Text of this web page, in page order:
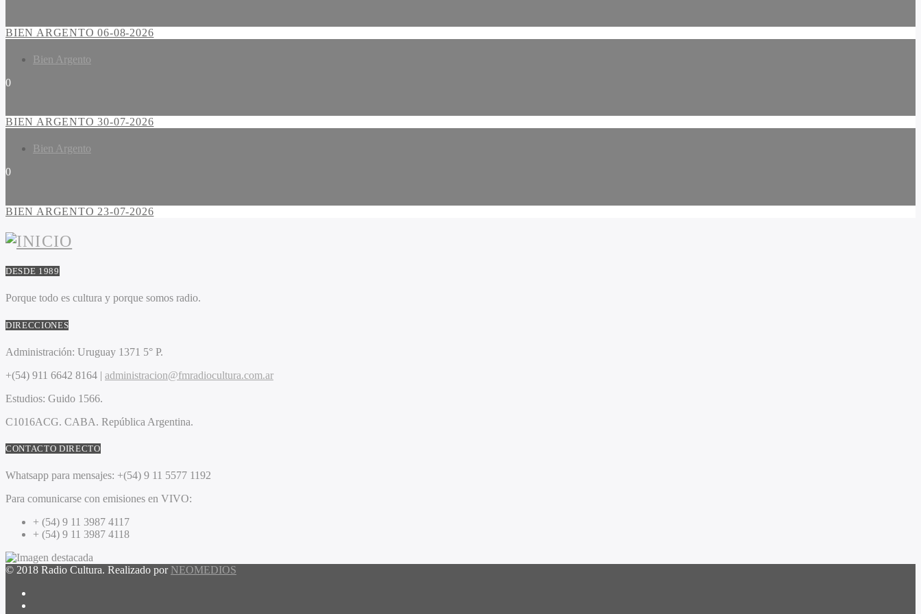
BIEN ARGENTO 06-08-2026
Bien Argento
0
BIEN ARGENTO 30-07-2026
Bien Argento
0
BIEN ARGENTO 23-07-2026
DESDE 1989
Porque todo es cultura y porque somos radio.
DIRECCIONES
Administración: Uruguay 1371 5° P.
+(54) 911 6642 8164 | administracion@fmradiocultura.com.ar
Estudios: Guido 1566.
C1016ACG. CABA. República Argentina.
CONTACTO DIRECTO
Whatsapp para mensajes: +(54) 9 11 5577 1192
Para comunicarse con emisiones en VIVO:
+ (54) 9 11 3987 4117
+ (54) 9 11 3987 4118
© 2018 Radio Cultura. Realizado por NEOMEDIOS